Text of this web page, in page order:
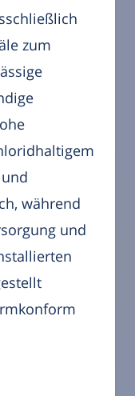
zum
während
und